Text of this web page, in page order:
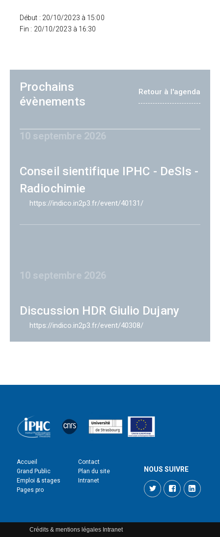
Début : 20/10/2023 à 15:00
Fin : 20/10/2023 à 16:30
Prochains
évènements
Retour à l'agenda
10 septembre 2026
Conseil sientifique IPHC - DeSIs -
Radiochimie
https://indico.in2p3.fr/event/40131/
10 septembre 2026
Discussion HDR Giulio Dujany
https://indico.in2p3.fr/event/40308/
Accueil
Grand Public
Emploi & stages
Pages pro
Contact
Plan du site
Intranet
NOUS SUIVRE
TwitterFacebook
Crédits & mentions légales Intranet